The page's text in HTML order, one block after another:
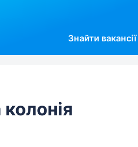
Знайти вакансії